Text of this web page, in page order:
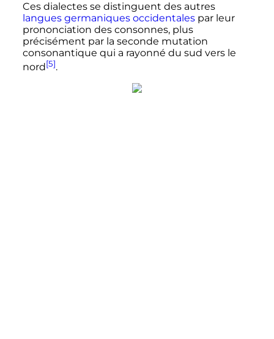
Ces dialectes se distinguent des autres
langues germaniques occidentalespar leur
prononciation des consonnes, plus
précisément par la seconde mutation
consonantique qui a rayonné du sud vers le
nord[5].